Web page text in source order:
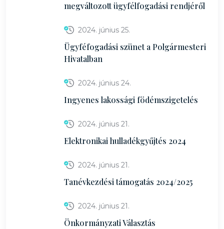
megváltozott ügyfélfogadási rendjéről
2024. június 25.
Ügyféfogadási szünet a Polgármesteri
Hivatalban
2024. június 24.
Ingyenes lakossági födémszigetelés
2024. június 21.
Elektronikai hulladékgyűjtés 2024
2024. június 21.
Tanévkezdési támogatás 2024/2025
2024. június 21.
Önkormányzati Választás